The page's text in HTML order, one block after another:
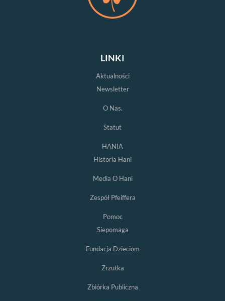
LINKI
Aktualności
Newsletter
O Nas.
Statut
HANIA
Historia Hani
Media O Hani
Zespół Pfeiffera
Pomoc
Siepomaga
Fundacja Dzieciom
Zrzutka
Zbiórka Publiczna